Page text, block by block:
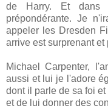
de Harry. Et dans
prépondérante. Je
appeler les Dresden
arrive est surprenant et
Michael Carpenter,
aussi et lui je l'adore
dont il parle de sa foi
et de lui donner des